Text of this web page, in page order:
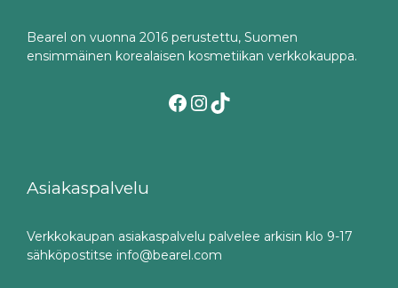
Bearel on vuonna 2016 perustettu, Suomen
ensimmäinen korealaisen kosmetiikan verkkokauppa.
Facebook
Instagram
TikTok
Asiakaspalvelu
Verkkokaupan asiakaspalvelu palvelee arkisin klo 9-17
sähköpostitse info@bearel.com